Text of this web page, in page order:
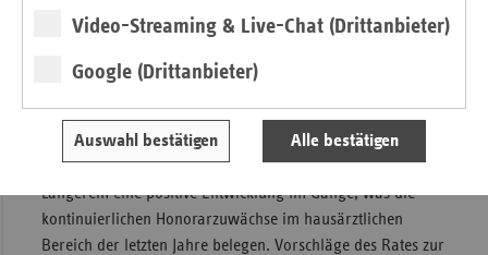
Video-Streaming & Live-Chat (Drittanbieter)
Google (Drittanbieter)
Auswahl bestätigen Alle bestätigen
selten genutzt.
Richtig ist auch, Maßnahmen zu ergreifen, die das Ansehen
des Hausarztes verbessern: Dies fängt bei der
Hochschulzulassung und dem Medizinstudium an, geht
über die Weiterbildung und bezieht natürlich auch
Vergütungsfragen mit ein. Allerdings ist hier schon seit
Längerem eine positive Entwicklung im Gange, was die
kontinuierlichen Honorarzuwächse im hausärztlichen
Bereich der letzten Jahre belegen. Vorschläge des Rates zur